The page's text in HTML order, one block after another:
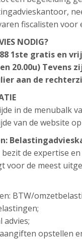
fiscalisten voor
NODIG?
1ste gratis en
20.00u) Tevens
aan de
in de menubalk
van de website
bezit de expertise
voor de meest
BTW/
advies;
opstellen